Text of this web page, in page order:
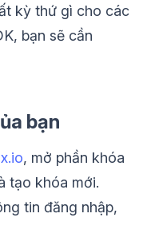
kỳ thứ gì cho các
bạn sẽ cần
bạn
, mở phần khóa
tạo khóa mới.
tin đăng nhập,